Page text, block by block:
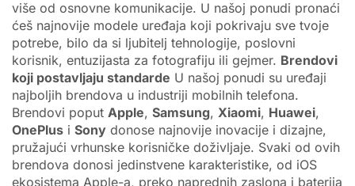
više od osnovne komunikacije. U našoj ponudi pronaći
ćeš najnovije modele uređaja koji pokrivaju sve tvoje
potrebe, bilo da si ljubitelj tehnologije, poslovni
korisnik, entuzijasta za fotografiju ili gejmer. Brendovi
koji postavljaju standarde U našoj ponudi su uređaji
najboljih brendova u industriji mobilnih telefona.
Brendovi poput Apple, Samsung, Xiaomi, Huawei,
OnePlus i Sony donose najnovije inovacije i dizajne,
pružajući vrhunske korisničke doživljaje. Svaki od ovih
brendova donosi jedinstvene karakteristike, od iOS
ekosistema Apple-a, preko naprednih zaslona i baterija